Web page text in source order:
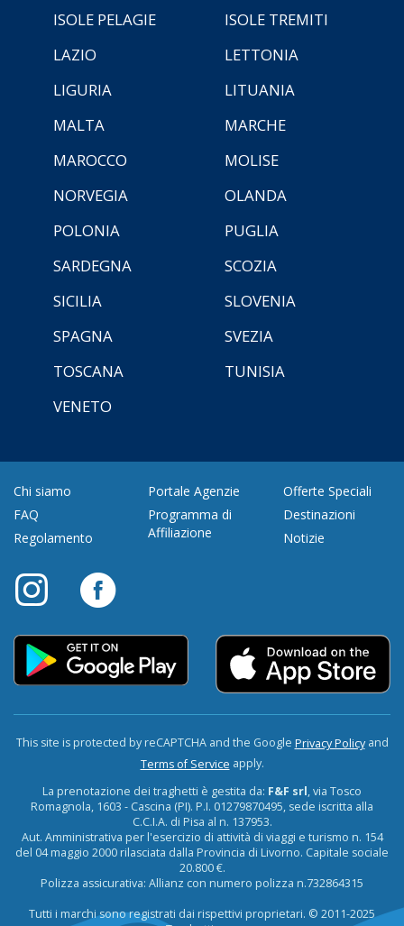
ISOLE PELAGIE
ISOLE TREMITI
LAZIO
LETTONIA
LIGURIA
LITUANIA
MALTA
MARCHE
MAROCCO
MOLISE
NORVEGIA
OLANDA
POLONIA
PUGLIA
SARDEGNA
SCOZIA
SICILIA
SLOVENIA
SPAGNA
SVEZIA
TOSCANA
TUNISIA
VENETO
Chi siamo
FAQ
Regolamento
Portale Agenzie
Programma di
Affiliazione
Offerte Speciali
Destinazioni
Notizie
This site is protected by reCAPTCHA and the Google Privacy Policyand
Terms of Service apply.
La prenotazione dei traghetti è gestita da: F&F srl, via Tosco
Romagnola, 1603 - Cascina (PI). P.I. 01279870495, sede iscritta alla
C.C.I.A. di Pisa al n. 137953.
Aut. Amministrativa per l'esercizio di attività di viaggi e turismo n. 154
del 04 maggio 2000 rilasciata dalla Provincia di Livorno. Capitale sociale
20.800 €.
Polizza assicurativa: Allianz con numero polizza n.732864315
Tutti i marchi sono registrati dai rispettivi proprietari. © 2011-2025